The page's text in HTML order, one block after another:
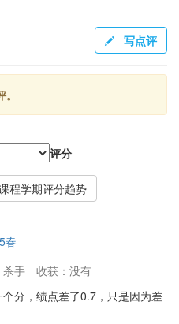
建议尽量按时完成并多方求
写点评
评分
程学期评分趋势
春
杀手
收获：没有
分，绩点差了0.7，只是因为差